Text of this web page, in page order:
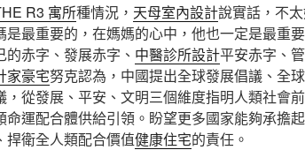
R3 寓所種情況， 天母室內設計說實話，不太
是最重要的，在媽媽的心中，他也一定是最重要
赤字、發展赤字、 中醫診所設計平安赤字、
家豪宅努克認為，中國提出全球發展倡議、全
，從發展、平安、文明三個維度指明人類社會
命運配合體供給引領。盼望更多國家能夠承擔
捍衛全人類配合價值健康住宅的責任。